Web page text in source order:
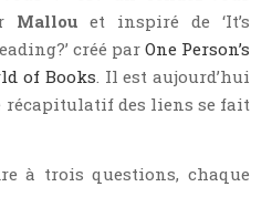
Mallou et inspiré de ‘It’s
créé par One Person’s
of Books. Il est aujourd’hui
récapitulatif des liens se fait
à trois questions, chaque